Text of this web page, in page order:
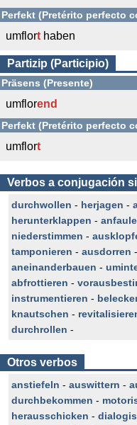
Perfekt (Pretérito perfecto
umflort haben
Partizip (Participio)
Präsens (Presente)
umflorend
Perfekt (Pretérito perfecto
umflort
Verbos a conjugación
durchwollen - herjagen -
herunterklappen -
niederstimmen -
tamponieren - ausdorren -
aneinanderbauen -
abfrottieren -
instrumentieren -
knautschen -
durchrollen -
Otros verbos
anstiefeln - auswittern -
durchbekommen -
herausschicken -